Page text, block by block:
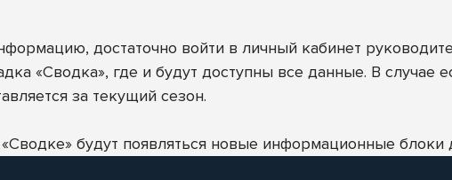
достаточно войти в личный кабинет
«Сводка», где и будут доступны все данные. В случае
за текущий сезон.
будут появляться новые информационные блоки